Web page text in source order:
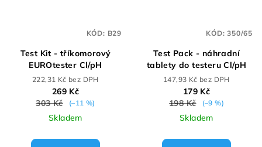
Test Kit - tříkomorový
EUROtester Cl/pH
222,31 Kč bez DPH
269 Kč
303 Kč
(–11 %)
Skladem
KÓD: B29
Test Pack - náhradní
tablety do testeru Cl/pH
147,93 Kč bez DPH
179 Kč
198 Kč
(–9 %)
Skladem
KÓD:350/65